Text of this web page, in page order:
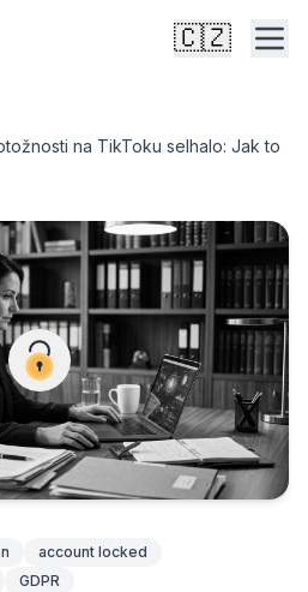
🇨🇿
na TikToku selhalo: Jak to
account locked
GDPR